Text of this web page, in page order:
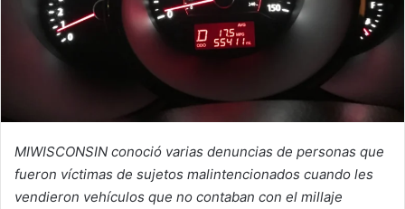
a
MIWISCONSIN conoció varias denuncias de personas que
fueron víctimas de sujetos malintencionados cuando les
vendieron vehículos que no contaban con el millaje